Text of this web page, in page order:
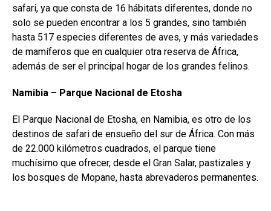
safari, ya que consta de 16 hábitats diferentes, donde no
solo se pueden encontrar a los 5 grandes, sino también
hasta 517 especies diferentes de aves, y más variedades
de mamíferos que en cualquier otra reserva de África,
además de ser el principal hogar de los grandes felinos.
Namibia – Parque Nacional de Etosha
El Parque Nacional de Etosha, en Namibia, es otro de los
destinos de safari de ensueño del sur de África. Con más
de 22.000 kilómetros cuadrados, el parque tiene
muchísimo que ofrecer, desde el Gran Salar, pastizales y
los bosques de Mopane, hasta abrevaderos permanentes.